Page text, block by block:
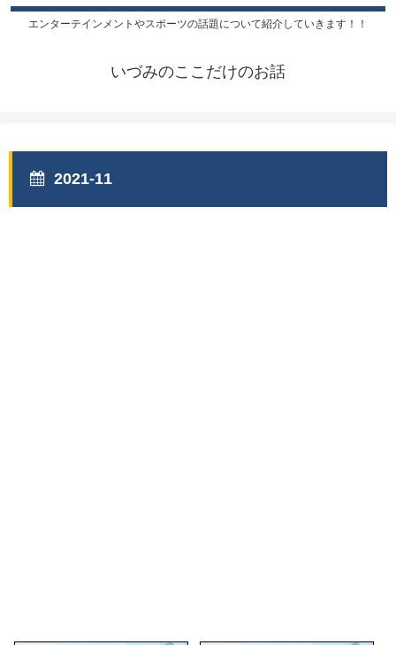
エンターテインメントやスポーツの話題について紹介していきます！！
いづみのここだけのお話
2021-11